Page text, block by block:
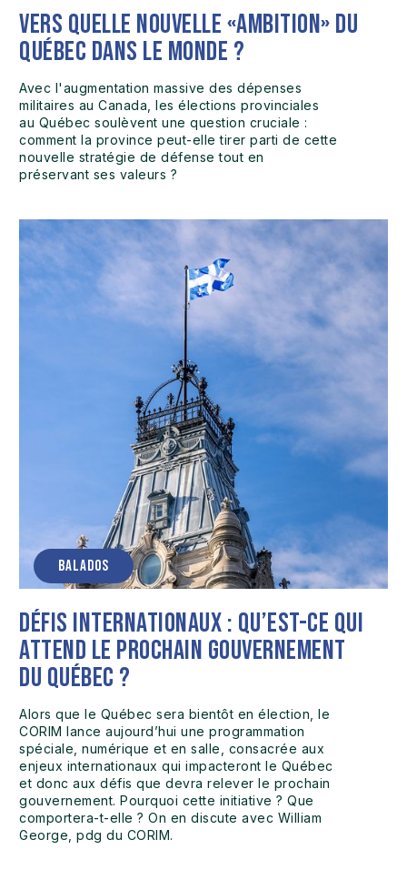
Vers quelle nouvelle «ambition» du
Québec dans le monde ?
Avec l'augmentation massive des dépenses
militaires au Canada, les élections provinciales
au Québec soulèvent une question cruciale :
comment la province peut-elle tirer parti de cette
nouvelle stratégie de défense tout en
préservant ses valeurs ?
BALADOS
Défis internationaux : qu’est-ce qui
attend le prochain gouvernement
du Québec ?
Alors que le Québec sera bientôt en élection, le
CORIM lance aujourd’hui une programmation
spéciale, numérique et en salle, consacrée aux
enjeux internationaux qui impacteront le Québec
et donc aux défis que devra relever le prochain
gouvernement. Pourquoi cette initiative ? Que
comportera-t-elle ? On en discute avec William
George, pdg du CORIM.